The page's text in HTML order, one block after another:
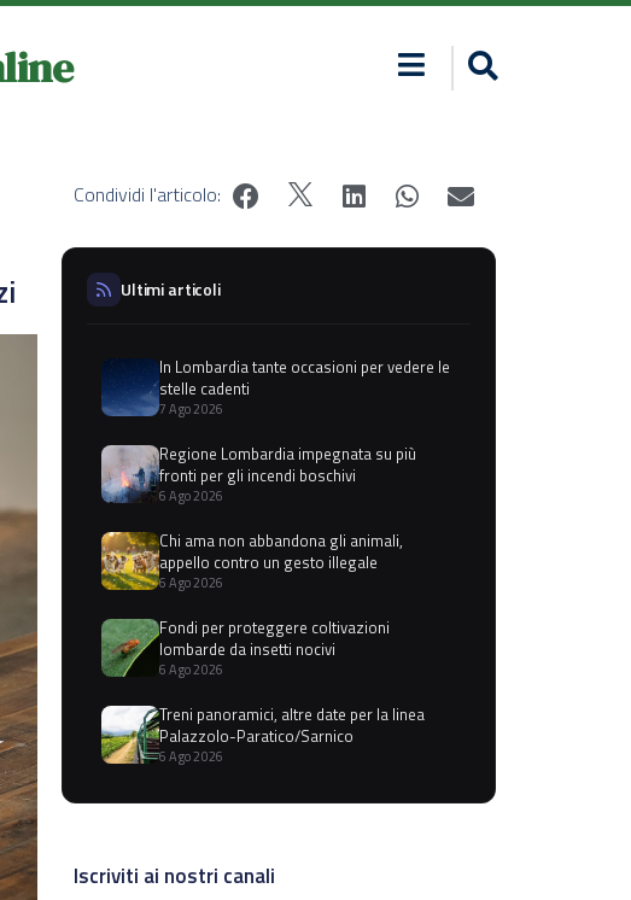
Condividi l'articolo:
Ultimi articoli
In Lombardia tante occasioni per vedere le
stelle cadenti
7 Ago 2026
Regione Lombardia impegnata su più
fronti per gli incendi boschivi
6 Ago 2026
Chi ama non abbandona gli animali,
appello contro un gesto illegale
6 Ago 2026
Fondi per proteggere coltivazioni
lombarde da insetti nocivi
6 Ago 2026
Treni panoramici, altre date per la linea
Palazzolo-Paratico/Sarnico
6 Ago 2026
Iscriviti ai nostri canali